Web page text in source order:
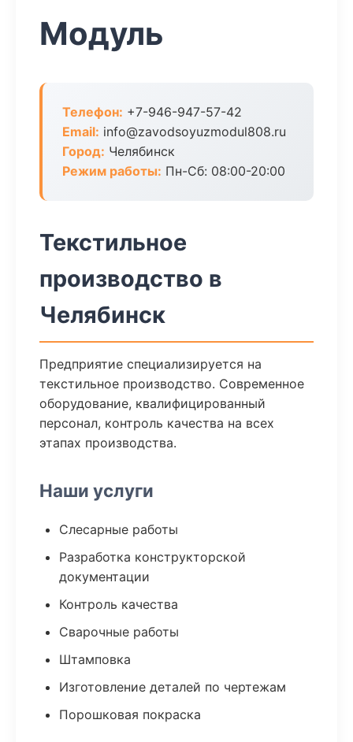
Модуль
Телефон: +7-946-947-57-42
Email: info@zavodsoyuzmodul808.ru
Город: Челябинск
Режим работы: Пн-Сб: 08:00-20:00
Текстильное
производство в
Челябинск
Предприятие специализируется на
текстильное производство. Современное
оборудование, квалифицированный
персонал, контроль качества на всех
этапах производства.
Наши услуги
Слесарные работы
Разработка конструкторской
документации
Контроль качества
Сварочные работы
Штамповка
Изготовление деталей по чертежам
Порошковая покраска